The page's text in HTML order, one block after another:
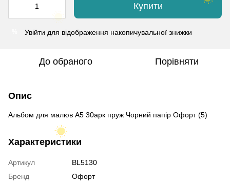
Купити
Увійти для відображення накопичувальної знижки
До обраного Порівняти
Опис
Альбом для малюв А5 30арк пруж Чорний папір Офорт (5)
Характеристики
Артикул
BL5130
Бренд
Офорт